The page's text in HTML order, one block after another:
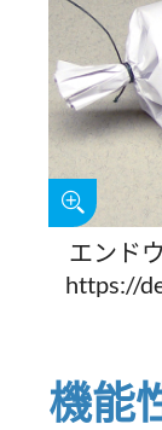
エンド
https://
機能